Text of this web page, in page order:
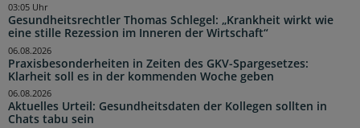
Gesundheitsrechtler Thomas Schlegel: „Krankheit wirkt wie
eine stille Rezession im Inneren der Wirtschaft“
03:05 Uhr
Praxisbesonderheiten in Zeiten des GKV-Spargesetzes:
Klarheit soll es in der kommenden Woche geben
06.08.2026
Aktuelles Urteil: Gesundheitsdaten der Kollegen sollten in
Chats tabu sein
06.08.2026